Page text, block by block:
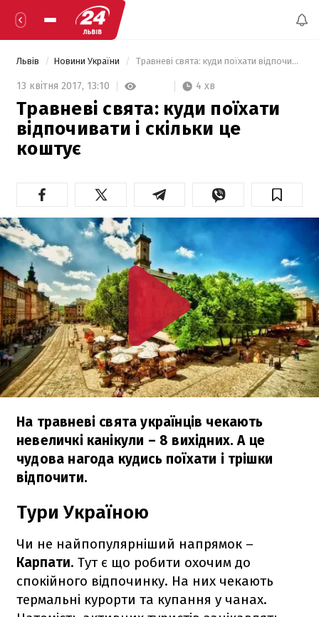
Львів Новини України Травневі свята: куди поїхати відпочивати і скільки це коштує
13 квітня 2017, 13:10 4 хв
Травневі свята: куди поїхати
відпочивати і скільки це
коштує
На травневі свята українців чекають
невеличкі канікули – 8 вихідних. А це
чудова нагода кудись поїхати і трішки
відпочити.
Тури Україною
Чи не найпопулярніший напрямок –
Карпати. Тут є що робити охочим до
спокійного відпочинку. На них чекають
термальні курорти та купання у чанах.